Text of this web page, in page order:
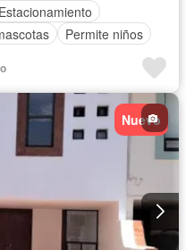
Estacionamiento
Permite niños
Nuevo